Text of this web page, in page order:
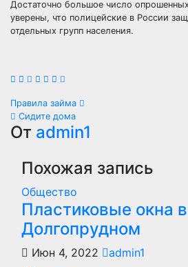
Достаточно большое число
уверены, что полицейские в России
отдельных групп населения.
Навигация
по
записям
Правила займа
Сидите дома
От admin1
Похожая запись
Общество
Пластиковые окна в
Долгопрудном
Июн 4, 2022
admin1